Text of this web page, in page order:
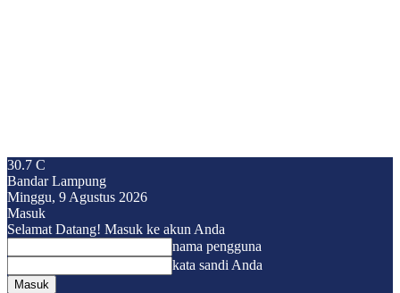
30.7 C
Bandar Lampung
Minggu, 9 Agustus 2026
Masuk
Selamat Datang! Masuk ke akun Anda
nama pengguna
kata sandi Anda